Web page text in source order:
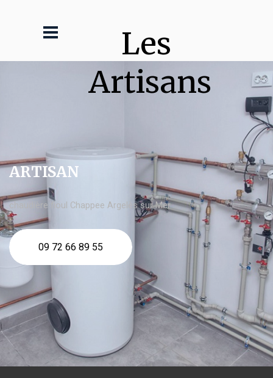
Les
Artisans
ARTISAN
chaudière fioul Chappee Argelès sur Mer
09 72 66 89 55